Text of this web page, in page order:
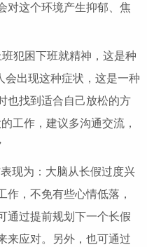
对这个环境产生抑郁、焦
犯困下班就精神，这是种
会出现这种症状，这是一种
也找到适合自己放松的方
工作，建议多沟通交流，
现为：大脑从长假过度兴
作，不免有些心情低落，
通过提前规划下一个长假
来应对。另外，也可通过